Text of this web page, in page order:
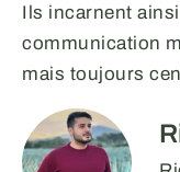
Ils incarnent
communication
mais toujours